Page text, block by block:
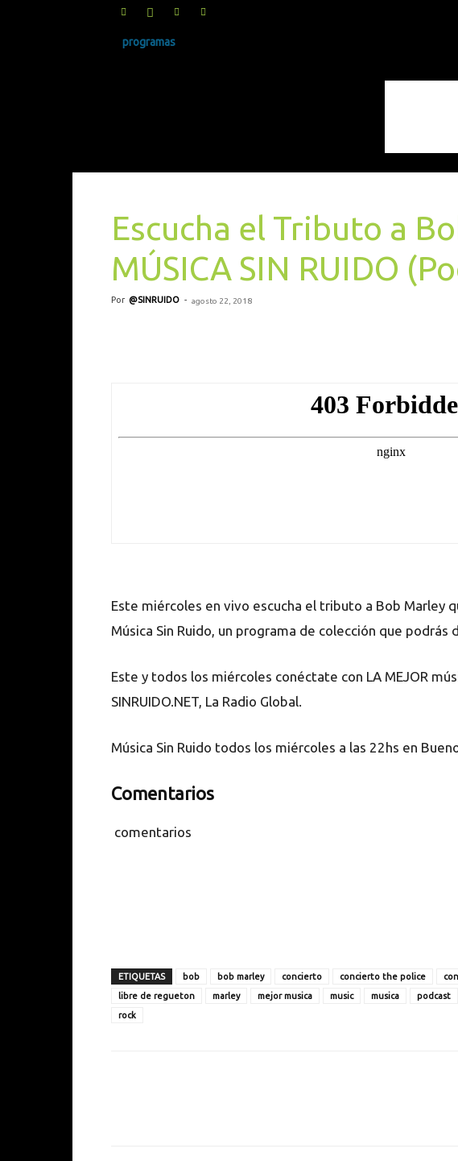
programas
Escucha el Tributo a
MÚSICA SIN RUIDO
Por @SINRUIDO - agosto 22, 2018
Este miércoles en vivo escucha el tributo a Bob Marley
Música Sin Ruido, un programa de colección que
Este y todos los miércoles conéctate con LA MEJOR
SINRUIDO.NET, La Radio Global.
Música Sin Ruido todos los miércoles a las 22hs en
Comentarios
comentarios
ETIQUETAS bob bob marley concierto concierto the police
libre de regueton
marley mejor musica music musica podcast
rock